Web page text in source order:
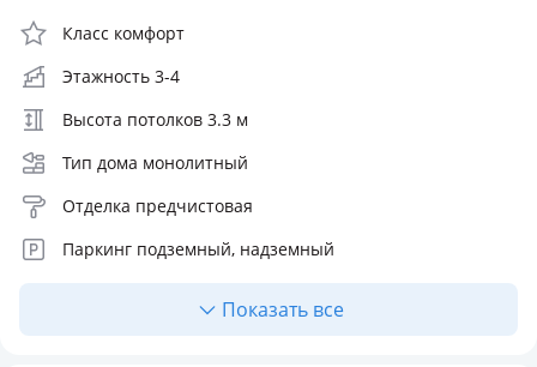
Класс комфорт
Этажность 3-4
Высота потолков 3.3 м
Тип дома монолитный
Отделка предчистовая
Паркинг подземный, надземный
Показать все